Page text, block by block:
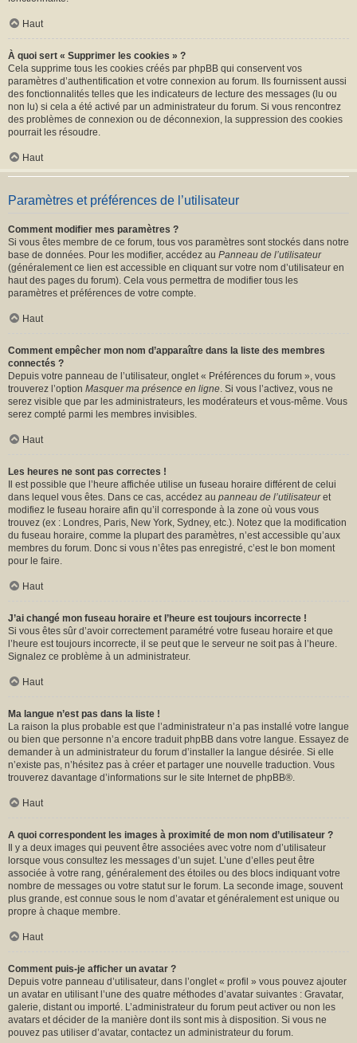
Haut
À quoi sert « Supprimer les cookies » ?
Cela supprime tous les cookies créés par phpBB qui conservent vos
paramètres d’authentification et votre connexion au forum. Ils fournissent aussi
des fonctionnalités telles que les indicateurs de lecture des messages (lu ou
non lu) si cela a été activé par un administrateur du forum. Si vous rencontrez
des problèmes de connexion ou de déconnexion, la suppression des cookies
pourrait les résoudre.
Haut
Paramètres et préférences de l’utilisateur
Comment modifier mes paramètres ?
Si vous êtes membre de ce forum, tous vos paramètres sont stockés dans notre
base de données. Pour les modifier, accédez au Panneau de l’utilisateur
(généralement ce lien est accessible en cliquant sur votre nom d’utilisateur en
haut des pages du forum). Cela vous permettra de modifier tous les
paramètres et préférences de votre compte.
Haut
Comment empêcher mon nom d’apparaître dans la liste des membres
connectés ?
Depuis votre panneau de l’utilisateur, onglet « Préférences du forum », vous
trouverez l’option Masquer ma présence en ligne. Si vous l’activez, vous ne
serez visible que par les administrateurs, les modérateurs et vous-même. Vous
serez compté parmi les membres invisibles.
Haut
Les heures ne sont pas correctes !
Il est possible que l’heure affichée utilise un fuseau horaire différent de celui
dans lequel vous êtes. Dans ce cas, accédez au panneau de l’utilisateuret
modifiez le fuseau horaire afin qu’il corresponde à la zone où vous vous
trouvez (ex : Londres, Paris, New York, Sydney, etc.). Notez que la modification
du fuseau horaire, comme la plupart des paramètres, n’est accessible qu’aux
membres du forum. Donc si vous n’êtes pas enregistré, c’est le bon moment
pour le faire.
Haut
J’ai changé mon fuseau horaire et l’heure est toujours incorrecte !
Si vous êtes sûr d’avoir correctement paramétré votre fuseau horaire et que
l’heure est toujours incorrecte, il se peut que le serveur ne soit pas à l’heure.
Signalez ce problème à un administrateur.
Haut
Ma langue n’est pas dans la liste !
La raison la plus probable est que l’administrateur n’a pas installé votre langue
ou bien que personne n’a encore traduit phpBB dans votre langue. Essayez de
demander à un administrateur du forum d’installer la langue désirée. Si elle
n’existe pas, n’hésitez pas à créer et partager une nouvelle traduction. Vous
trouverez davantage d’informations sur le site Internet de phpBB®.
Haut
A quoi correspondent les images à proximité de mon nom d’utilisateur ?
Il y a deux images qui peuvent être associées avec votre nom d’utilisateur
lorsque vous consultez les messages d’un sujet. L’une d’elles peut être
associée à votre rang, généralement des étoiles ou des blocs indiquant votre
nombre de messages ou votre statut sur le forum. La seconde image, souvent
plus grande, est connue sous le nom d’avatar et généralement est unique ou
propre à chaque membre.
Haut
Comment puis-je afficher un avatar ?
Depuis votre panneau d’utilisateur, dans l’onglet « profil » vous pouvez ajouter
un avatar en utilisant l’une des quatre méthodes d’avatar suivantes : Gravatar,
galerie, distant ou importé. L’administrateur du forum peut activer ou non les
avatars et décider de la manière dont ils sont mis à disposition. Si vous ne
pouvez pas utiliser d’avatar, contactez un administrateur du forum.